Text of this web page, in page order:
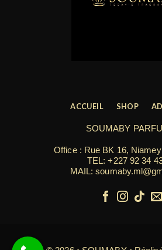
SOUMABY
Office : Rue BK 16,
TEL:+227 92 34
MAIL:
ACCUEIL SHOP